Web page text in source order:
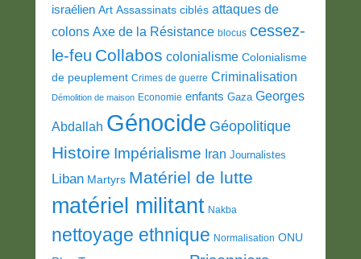
israélien Art Assassinats ciblés attaques de
colons Axe de la Résistance blocus cessez-
le-feu Collabos colonialisme Colonialisme
de peuplement Crimes de guerre Criminalisation
Démolition de maison Economie enfants Gaza Georges
Abdallah Génocide Géopolitique
Histoire Impérialisme Iran Journalistes
Liban Martyrs Matériel de lutte
matériel militant Nakba
nettoyage ethnique Normalisation ONU